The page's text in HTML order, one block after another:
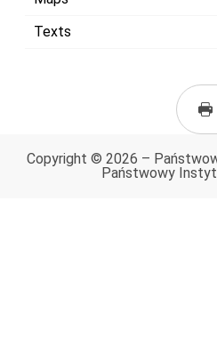
Texts
Copyright © 2026 –
Państwowy